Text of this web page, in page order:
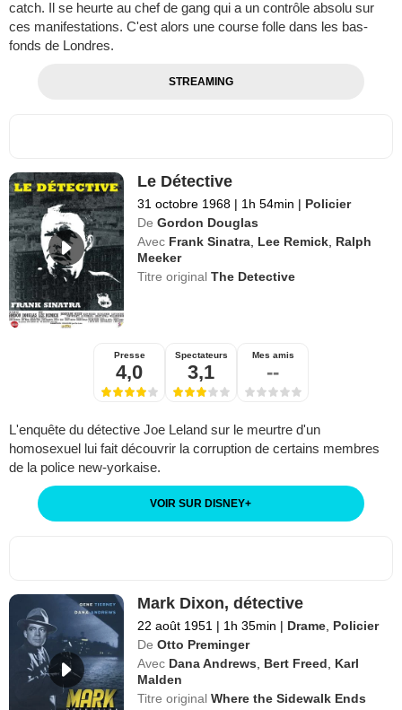
catch. Il se heurte au chef de gang qui a un contrôle absolu sur
ces manifestations. C'est alors une course folle dans les bas-
fonds de Londres.
STREAMING
Le Détective
31 octobre 1968 | 1h 54min | Policier
De Gordon Douglas
Avec Frank Sinatra Lee Remick Ralph
Meeker
Titre originalThe Detective
Presse
4,0
Spectateurs
3,1
Mes amis
--
L'enquête du détective Joe Leland sur le meurtre d'un
homosexuel lui fait découvrir la corruption de certains membres
de la police new-yorkaise.
VOIR SUR DISNEY+
Mark Dixon, détective
22 août 1951 | 1h 35min | Drame Policier
De Otto Preminger
Avec Dana Andrews Bert Freed
Karl
Malden
Titre originalWhere the Sidewalk Ends